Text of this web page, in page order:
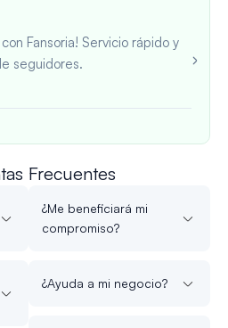
Fansoria! Servicio rápido y
seguidores.
Frecuentes
¿Me beneficiará mi
compromiso?
¿Ayuda a mi negocio?